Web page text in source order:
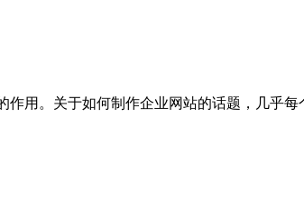
用。关于如何制作企业网站的话题，几乎